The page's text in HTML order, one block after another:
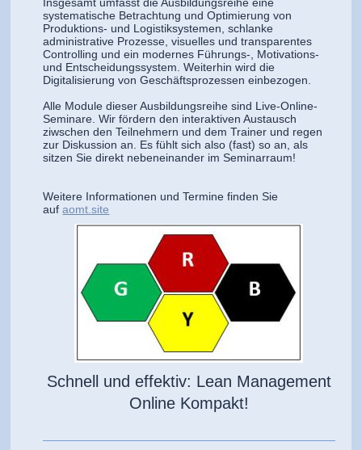
systematische Betrachtung und Optimierung von
Produktions- und Logistiksystemen, schlanke
administrative Prozesse, visuelles und transparentes
Controlling und ein modernes Führungs-, Motivations-
und Entscheidungssystem. Weiterhin wird die
Digitalisierung von Geschäftsprozessen einbezogen.
Alle Module dieser Ausbildungsreihe sind Live-Online-
Seminare. Wir fördern den interaktiven Austausch
ziwschen den Teilnehmern und dem Trainer und regen
zur Diskussion an. Es fühlt sich also (fast) so an, als
sitzen Sie direkt nebeneinander im Seminarraum!
Weitere Informationen und Termine finden Sie
aufaomt.site
Schnell und effektiv: Lean Management
Online Kompakt!